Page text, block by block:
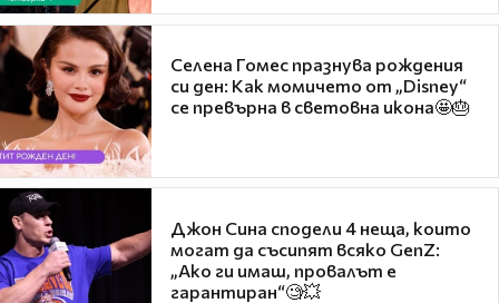
Селена Гомес празнува рождения
си ден: Как момичето от „Disney“
се превърна в световна икона🤩🎂
Джон Сина сподели 4 неща, които
могат да съсипят всяко GenZ:
„Ако ги имаш, провалът е
гарантиран“🧐💥